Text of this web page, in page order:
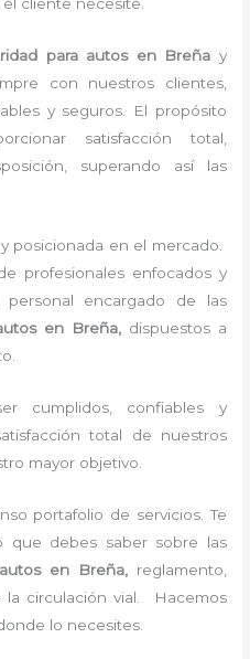
para autos en Breña y
con nuestros clientes,
y seguros. El propósito
satisfacción total,
superando así las
posicionada en el mercado.
profesionales enfocados y
personal encargado de las
en Breña, dispuestos a
cumplidos, confiables y
total de nuestros
mayor objetivo.
portafolio de servicios. Te
que debes saber sobre las
en Breña, reglamento,
la circulación vial. Hacemos
lo necesites.